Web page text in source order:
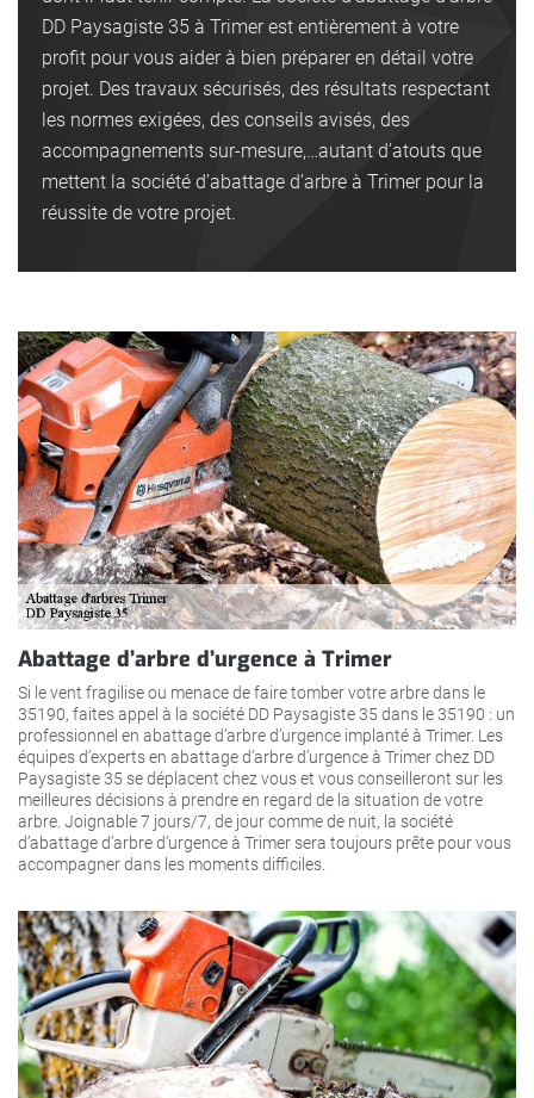
DD Paysagiste 35 à Trimer est entièrement à votre
profit pour vous aider à bien préparer en détail votre
projet. Des travaux sécurisés, des résultats respectant
les normes exigées, des conseils avisés, des
accompagnements sur-mesure,…autant d’atouts que
mettent la société d’abattage d’arbre à Trimer pour la
réussite de votre projet.
Abattage d’arbre d’urgence à Trimer
Si le vent fragilise ou menace de faire tomber votre arbre dans le
35190, faites appel à la société DD Paysagiste 35 dans le 35190 : un
professionnel en abattage d’arbre d’urgence implanté à Trimer. Les
équipes d’experts en abattage d’arbre d’urgence à Trimer chez DD
Paysagiste 35 se déplacent chez vous et vous conseilleront sur les
meilleures décisions à prendre en regard de la situation de votre
arbre. Joignable 7 jours/7, de jour comme de nuit, la société
d’abattage d’arbre d’urgence à Trimer sera toujours prête pour vous
accompagner dans les moments difficiles.